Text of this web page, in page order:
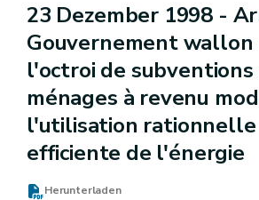
23 Dezember 1998 -
Gouvernement
l'octroi de subventions
ménages à revenu
l'utilisation
efficiente de l'énergie
Herunterladen